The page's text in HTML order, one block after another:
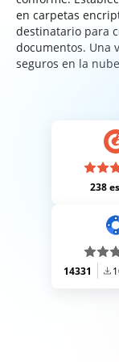
en carpetas
destinatario para
documentos. Una
seguros en la
238
14331